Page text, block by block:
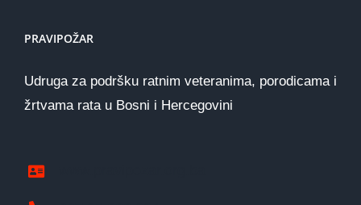
PRAVIPOŽAR
Udruga za podršku ratnim veteranima, porodicama i
žrtvama rata u Bosni i Hercegovini